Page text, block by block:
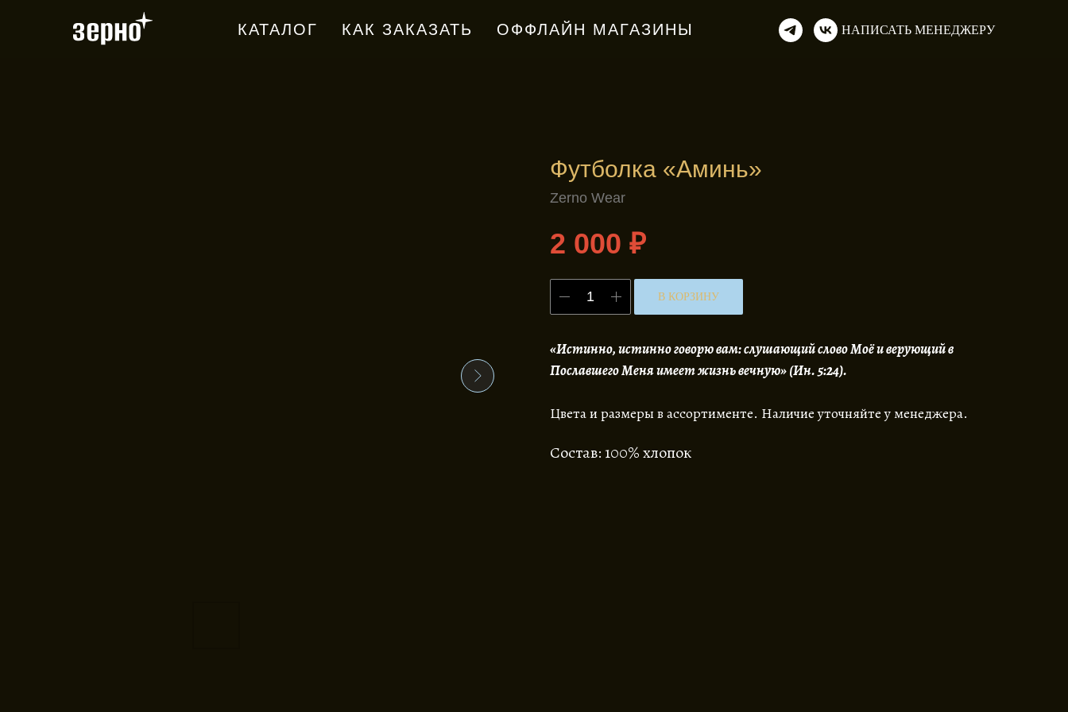
КАТАЛОГ КАК ЗАКАЗАТЬ ОФФЛАЙН МАГАЗИНЫ НАПИСАТЬ МЕНЕДЖЕРУ
Футболка «Аминь»
Zerno Wear
2 000 ₽
В КОРЗИНУ
«Истинно, истинно говорю вам: слушающий слово Моё и верующий в
Пославшего Меня имеет жизнь вечную» (Ин. 5:24).
Цвета и размеры в ассортименте. Наличие уточняйте у менеджера.
Состав: 100% хлопок